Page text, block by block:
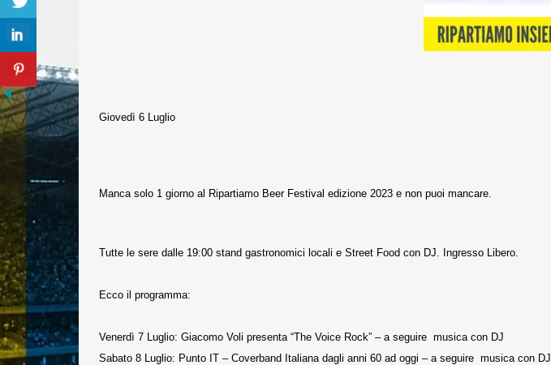
Giovedì 6 Luglio
Manca solo 1 giorno al Ripartiamo Beer Festival edizione 2023 e non puoi mancare.
Tutte le sere dalle 19:00 stand gastronomici locali e Street Food con DJ. Ingresso Libero.
Ecco il programma:
Venerdì 7 Luglio: Giacomo Voli presenta “The Voice Rock” – a seguire musica con DJ
Sabato 8 Luglio: Punto IT – Coverband Italiana dagli anni 60 ad oggi – a seguire musica con DJ